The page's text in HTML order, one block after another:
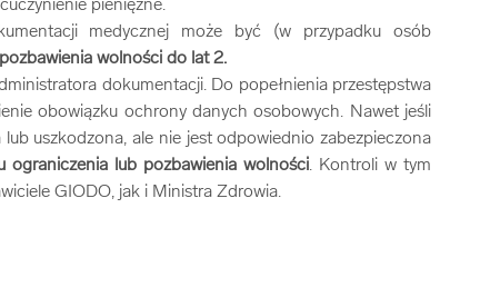
pieniężne.
medycznej może być (w przypadku osób
wolności do lat 2.
dokumentacji. Do popełnienia przestępstwa
obowiązku ochrony danych osobowych. Nawet jeśli
uszkodzona, ale nie jest odpowiednio zabezpieczona
ograniczenia lub pozbawienia wolności. Kontroli w tym
GIODO, jak i Ministra Zdrowia.